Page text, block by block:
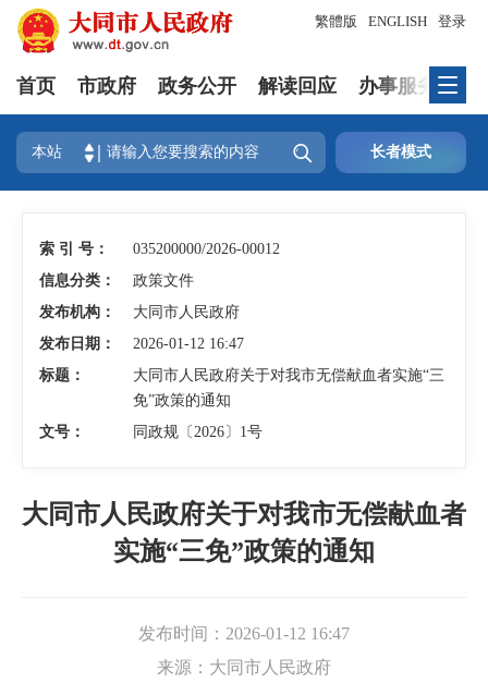
登录
繁體版 ENGLISH
首页 市政府 政务公开 解读回应 办事服务
本站  长者模式
索 引 号：
035200000/2026-00012
信息分类：
政策文件
发布机构：
大同市人民政府
发布日期：
2026-01-12 16:47
标题：
大同市人民政府关于对我市无偿献血者实施“三
免”政策的通知
文号：
同政规〔2026〕1号
大同市人民政府关于对我市无偿献血者
实施“三免”政策的通知
发布时间： 2026-01-12 16:47
来源： 大同市人民政府